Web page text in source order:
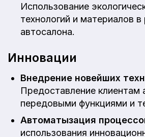
Использование
технологий и материалов в
автосалона.
Инновации
Внедрение новейших
Предоставление клиентам
передовыми функциями и
Автоматызация
использования